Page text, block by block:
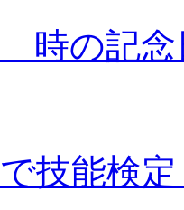
時の記
技能検